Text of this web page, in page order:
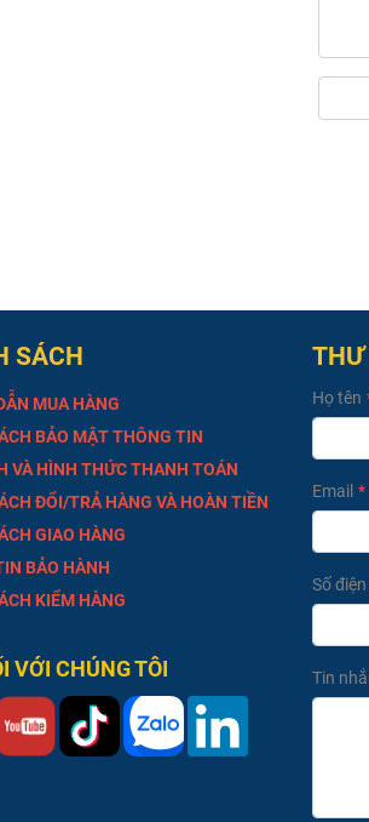
SÁCH
MUA HÀNG
BẢO MẬT THÔNG TIN
VÀ HÌNH THỨC THANH TOÁN
ĐỔI/TRẢ HÀNG VÀ HOÀN TIỀN
GIAO HÀNG
BẢO HÀNH
KIỂM HÀNG
VỚI CHÚNG TÔI
THƯ
Họ tên
Email
Số
Tin